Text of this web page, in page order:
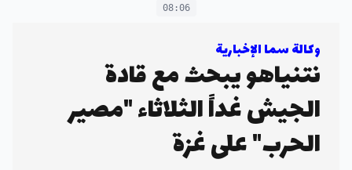
08:06
وكالة سما الإخبارية
نتنياهو يبحث مع قادة
الجيش غداً الثلاثاء "مصير
الحرب" على غزة